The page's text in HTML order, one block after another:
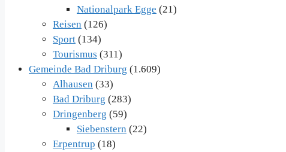
Nationalpark Egge (21)
Reisen (126)
Sport (134)
Tourismus (311)
Gemeinde Bad Driburg (1.609)
Alhausen (33)
Bad Driburg (283)
Dringenberg (59)
Siebenstern (22)
Erpentrup (18)